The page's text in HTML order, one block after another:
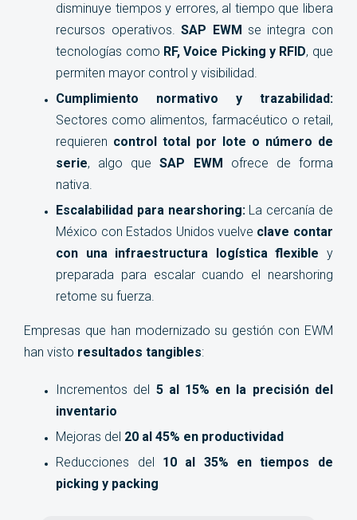
disminuye tiempos y errores, al tiempo que libera
recursos operativos.SAP EWM se integra con
tecnologías como RF, Voice Picking y RFID, que
permiten mayor control y visibilidad.
Cumplimiento normativo y trazabilidad:
Sectores como alimentos, farmacéutico o retail,
requieren control total por lote o número de
serie, algo queSAP EWM ofrece de forma
nativa.
Escalabilidad para nearshoring:La cercanía de
México con Estados Unidos vuelve clave contar
con una infraestructura logística flexible y
preparada para escalar cuando el nearshoring
retome su fuerza.
Empresas que han modernizado su gestión con EWM
han visto resultados tangibles:
Incrementos del 5 al 15% en la precisión del
inventario
Mejoras del 20 al 45% en productividad
Reducciones del 10 al 35% en tiempos de
picking y packing